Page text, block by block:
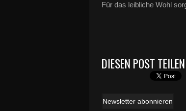
Für das leibliche Wohl
DIESEN POST TEILEN
Newsletter abonnieren